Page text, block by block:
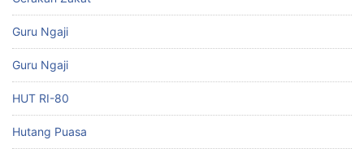
Guru Ngaji
Guru Ngaji
HUT RI-80
Hutang Puasa